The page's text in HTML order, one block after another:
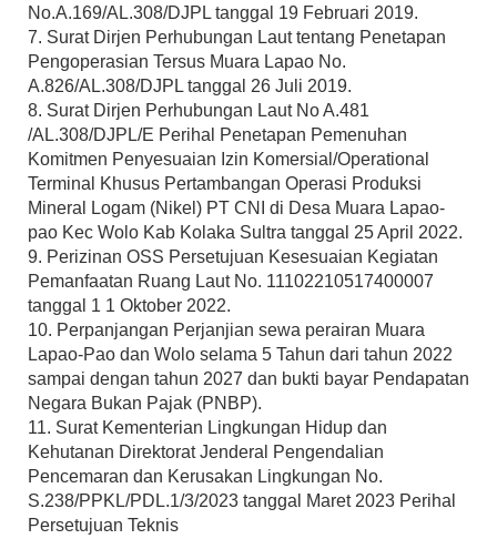
No.A.169/AL.308/DJPL tanggal 19 Februari 2019.
7. Surat Dirjen Perhubungan Laut tentang Penetapan
Pengoperasian Tersus Muara Lapao No.
A.826/AL.308/DJPL tanggal 26 Juli 2019.
8. Surat Dirjen Perhubungan Laut No A.481
/AL.308/DJPL/E Perihal Penetapan Pemenuhan
Komitmen Penyesuaian Izin Komersial/Operational
Terminal Khusus Pertambangan Operasi Produksi
Mineral Logam (Nikel) PT CNI di Desa Muara Lapao-
pao Kec Wolo Kab Kolaka Sultra tanggal 25 April 2022.
9. Perizinan OSS Persetujuan Kesesuaian Kegiatan
Pemanfaatan Ruang Laut No. 11102210517400007
tanggal 1 1 Oktober 2022.
10. Perpanjangan Perjanjian sewa perairan Muara
Lapao-Pao dan Wolo selama 5 Tahun dari tahun 2022
sampai dengan tahun 2027 dan bukti bayar Pendapatan
Negara Bukan Pajak (PNBP).
11. Surat Kementerian Lingkungan Hidup dan
Kehutanan Direktorat Jenderal Pengendalian
Pencemaran dan Kerusakan Lingkungan No.
S.238/PPKL/PDL.1/3/2023 tanggal Maret 2023 Perihal
Persetujuan Teknis